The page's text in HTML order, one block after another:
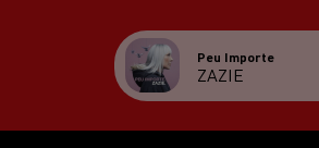
Peu Importe
ZAZIE